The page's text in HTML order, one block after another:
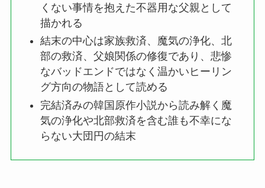
くない事情を抱えた不器用な父親として
描かれる
結末の中心は家族救済、魔気の浄化、北
部の救済、父娘関係の修復であり、悲惨
なバッドエンドではなく温かいヒーリン
グ方向の物語として読める
完結済みの韓国原作小説から読み解く魔
気の浄化や北部救済を含む誰も不幸にな
らない大団円の結末